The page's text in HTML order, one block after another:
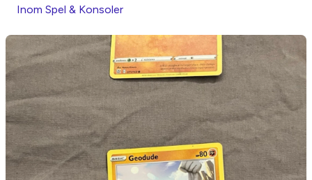
Inom Spel & Konsoler